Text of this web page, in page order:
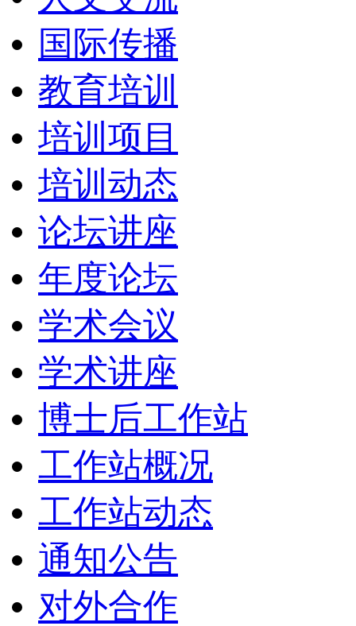
国际传播
教育培训
培训项目
培训动态
论坛讲座
年度论坛
学术会议
学术讲座
博士后工作站
工作站概况
工作站动态
通知公告
对外合作